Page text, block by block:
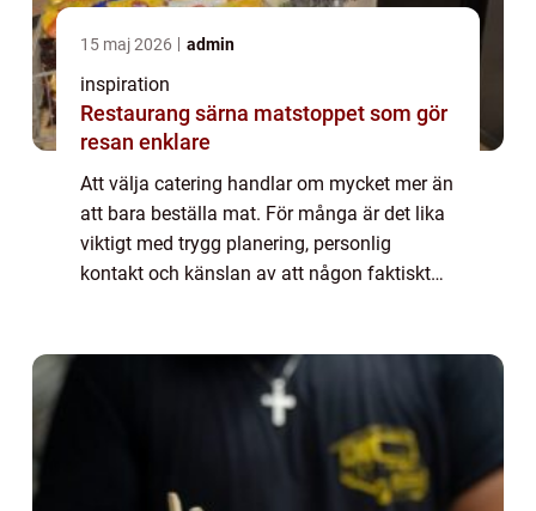
15 maj 2026 admin
inspiration
Restaurang särna matstoppet som gör
resan enklare
Att välja catering handlar om mycket mer än
att bara beställa mat. För många är det lika
viktigt med trygg planering, personlig
kontakt och känslan av att någon faktiskt